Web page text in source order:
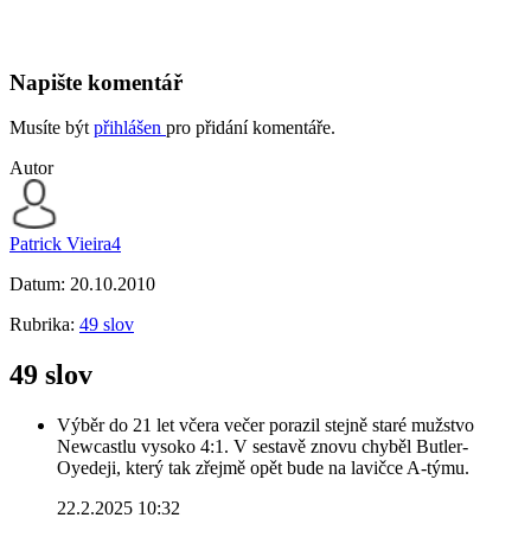
Napište komentář
Musíte být přihlášen pro přidání komentáře.
Autor
Patrick Vieira4
Datum: 20.10.2010
Rubrika: 49 slov
49 slov
Výběr do 21 let včera večer porazil stejně staré mužstvo
Newcastlu vysoko 4:1. V sestavě znovu chyběl Butler-
Oyedeji, který tak zřejmě opět bude na lavičce A-týmu.
22.2.2025 10:32